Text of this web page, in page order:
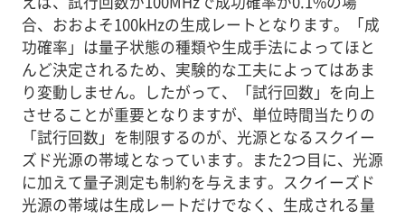
合、おおよそ100kHzの生成レートとなります。「成
功確率」は量子状態の種類や生成手法によってほと
んど決定されるため、実験的な工夫によってはあま
り変動しません。したがって、「試行回数」を向上
させることが重要となりますが、単位時間当たりの
「試行回数」を制限するのが、光源となるスクイー
ズド光源の帯域となっています。また2つ目に、光源
に加えて量子測定も制約を与えます。スクイーズド
光源の帯域は生成レートだけでなく、生成される量